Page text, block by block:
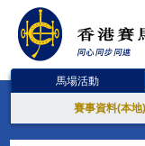
馬場活動
賽事資料(本地)